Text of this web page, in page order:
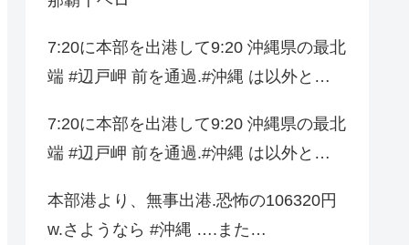
7:20に本部を出港して9:20 沖縄県の最北
端 #辺戸岬 前を通過.#沖縄 は以外と…
7:20に本部を出港して9:20 沖縄県の最北
端 #辺戸岬 前を通過.#沖縄 は以外と…
本部港より、無事出港.恐怖の106320円
w.さようなら #沖縄 ….また…